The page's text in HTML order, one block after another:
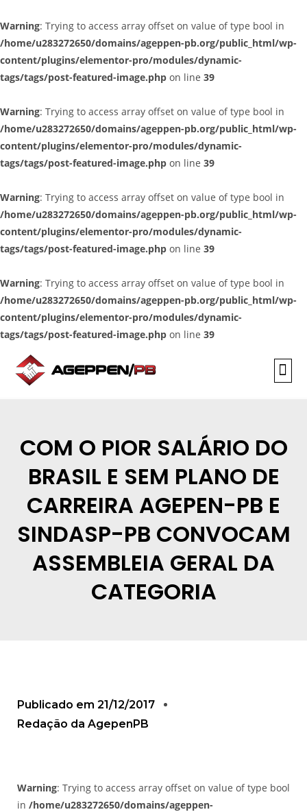
Warning: Trying to access array offset on value of type bool in
/home/u283272650/domains/ageppen-pb.org/public_html/wp-
content/plugins/elementor-pro/modules/dynamic-
tags/tags/post-featured-image.php on line 39
Warning: Trying to access array offset on value of type bool in
/home/u283272650/domains/ageppen-pb.org/public_html/wp-
content/plugins/elementor-pro/modules/dynamic-
tags/tags/post-featured-image.php on line 39
Warning: Trying to access array offset on value of type bool in
/home/u283272650/domains/ageppen-pb.org/public_html/wp-
content/plugins/elementor-pro/modules/dynamic-
tags/tags/post-featured-image.php on line 39
Warning: Trying to access array offset on value of type bool in
/home/u283272650/domains/ageppen-pb.org/public_html/wp-
content/plugins/elementor-pro/modules/dynamic-
tags/tags/post-featured-image.php on line 39
COM O PIOR SALÁRIO DO
BRASIL E SEM PLANO DE
CARREIRA AGEPEN-PB E
SINDASP-PB CONVOCAM
ASSEMBLEIA GERAL DA
CATEGORIA
Publicado em 21/12/2017
Redação da AgepenPB
Warning: Trying to access array offset on value of type bool
in /home/u283272650/domains/ageppen-